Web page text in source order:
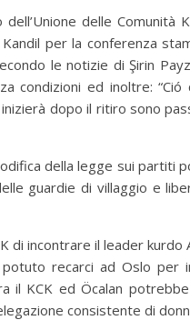
delle Comunità
per la conferenza
le notizie di Şirin
condizioni ed inoltre:
dopo il ritiro sono
della legge sui partiti
guardie di villaggio e
incontrare il leader kurdo
recarci ad Oslo per
il KCK ed Öcalan
consistente di